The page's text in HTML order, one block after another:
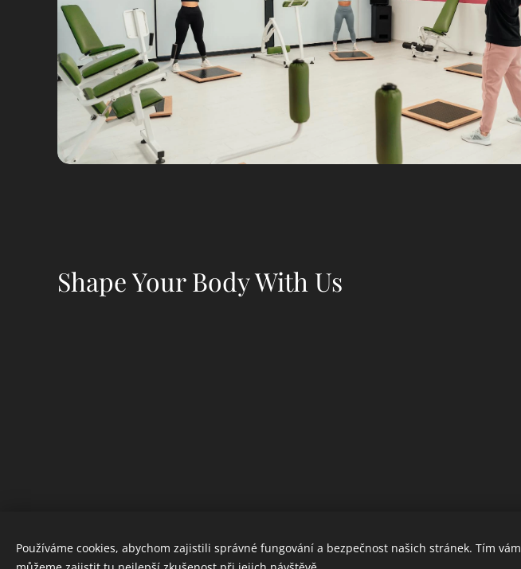
Shape Your Body With Us
Používáme cookies, abychom zajistili správné fungování a bezpečnost našich stránek. Tím vám